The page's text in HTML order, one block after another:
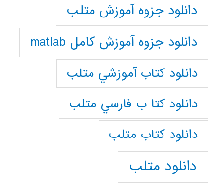
دانلود جزوه آموزش متلب
دانلود جزوه آموزش کامل matlab
دانلود كتاب آموزشي متلب
دانلود كتا ب فارسي متلب
دانلود كتاب متلب
دانلود متلب